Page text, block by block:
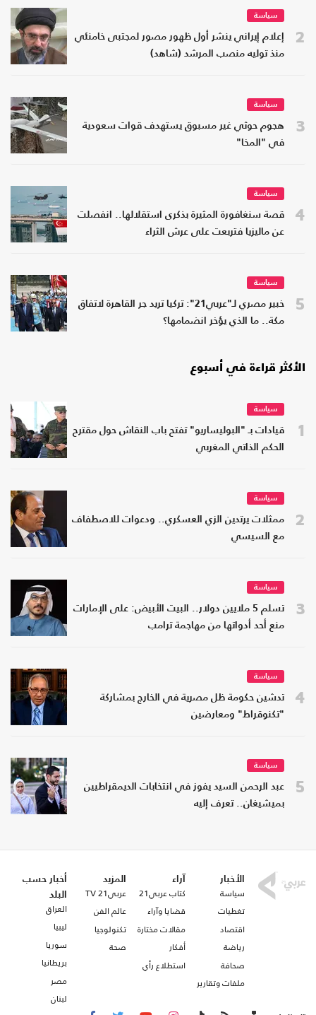
2
سياسة
إعلام إيراني ينشر أول ظهور مصور لمجتبى خامنئي
منذ توليه منصب المرشد (شاهد)
3
سياسة
هجوم حوثي غير مسبوق يستهدف قوات سعودية
في "المخا"
4
سياسة
قصة سنغافورة المثيرة بذكرى استقلالها.. انفصلت
عن ماليزيا فتربعت على عرش الثراء
5
سياسة
خبير مصري لـ"عربي21": تركيا تريد جر القاهرة لاتفاق
مكة.. ما الذي يؤخر انضمامها؟
الأكثر قراءة في أسبوع
1
سياسة
قيادات بـ "البوليساريو" تفتح باب النقاش حول مقترح
الحكم الذاتي المغربي
2
سياسة
ممثلات يرتدين الزي العسكري.. ودعوات للاصطفاف
مع السيسي
3
سياسة
تسلم 5 ملايين دولار.. البيت الأبيض: على الإمارات
منع أحد أدواتها من مهاجمة ترامب
4
سياسة
تدشين حكومة ظل مصرية في الخارج بمشاركة
"تكنوقراط" ومعارضين
5
سياسة
عبد الرحمن السيد يفوز في انتخابات الديمقراطيين
بميشيغان.. تعرف إليه
الأخبار
سياسة
تغطيات
اقتصاد
رياضة
صحافة
ملفات وتقارير
آراء
كتاب عربي21
قضايا وآراء
مقالات مختارة
أفكار
استطلاع رأي
المزيد
عربي21 TV
عالم الفن
تكنولوجيا
صحة
أخبار حسب
البلد
العراق
ليبيا
سوريا
بريطانيا
مصر
لبنان